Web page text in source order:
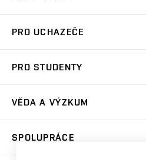
Koleje
Sport na VUT
PRO UCHAZEČE
Dny otevřených dveří
Celoživotní vzdělávání
PRO STUDENTY
Harmonogram akademického roku
Závěrečné práce
Zpracování osobních údajů
Sociální bezpečí
Studium bez bariér
VĚDA A VÝZKUM
SPOLUPRÁCE